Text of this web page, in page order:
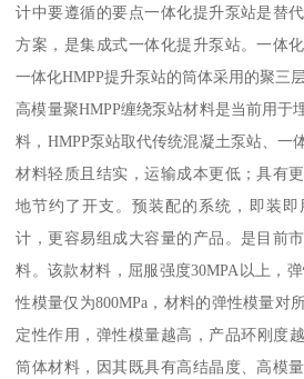
计中要遵循的要点一体化提升泵站是替
方案，是集成式一体化提升泵站。一体
一体化HMPP提升泵站的筒体采用的聚三
高模量聚HMPP缠绕泵站材料是当前用于
料，HMPP泵站取代传统混凝土泵站、一
材料轻质且结实，运输成本更低；具有
地节约了开支。预装配的系统，即装
计，更容易组成大容量的产品。是目前
料。该款材料，屈服强度30MPA以上，
性模量仅为800MPa，材料的弹性模量对
定性作用，弹性模量越高，产品环刚度
筒体材料，因其既具有高结晶度、高模